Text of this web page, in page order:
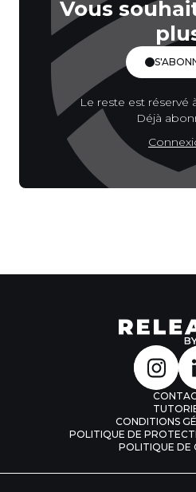
Vous
Le reste est réservé
Déjà
CONDITIONS
POLITIQUE DE
POLITIQUE DE